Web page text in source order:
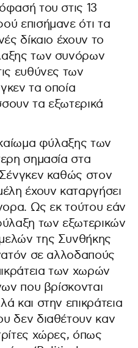
του στις 13
επισήμανε ότι τα
δίκαιο έχουν το
των συνόρων
ευθύνες των
τα οποία
τα εξωτερικά
φύλαξης των
σημασία στα
καθώς στον
έχουν καταργήσει
Ως εκ τούτου εάν
των εξωτερικών
της Συνθήκης
σε αλλοδαπούς
των χωρών
που βρίσκονται
και στην επικράτεια
δεν διαθέτουν καν
χώρες, όπως